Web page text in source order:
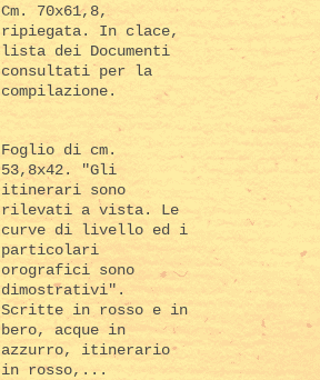
Cm. 70x61,8,
ripiegata. In clace,
lista dei Documenti
consultati per la
compilazione.
Foglio di cm.
53,8x42. "Gli
itinerari sono
rilevati a vista. Le
curve di livello ed i
particolari
orografici sono
dimostrativi".
Scritte in rosso e in
bero, acque in
azzurro, itinerario
in rosso,...